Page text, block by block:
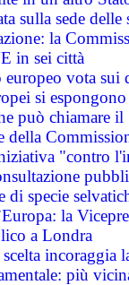
sulla sede delle
la
in sei città
europeo vota sui
si
può chiamare
della
"contro
di specie
la
a Londra
scelta
più